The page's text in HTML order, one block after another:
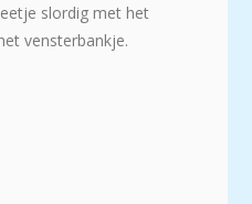
slordig met het
vensterbankje.